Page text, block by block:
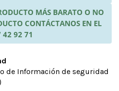
MÁS BARATO O NO
CONTÁCTANOS EN EL
42 92 71
de Información de seguridad